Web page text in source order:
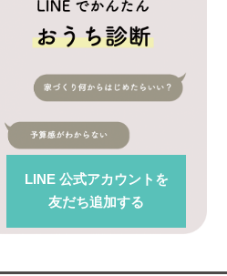
LINE 公式アカウント を
友だち追加する